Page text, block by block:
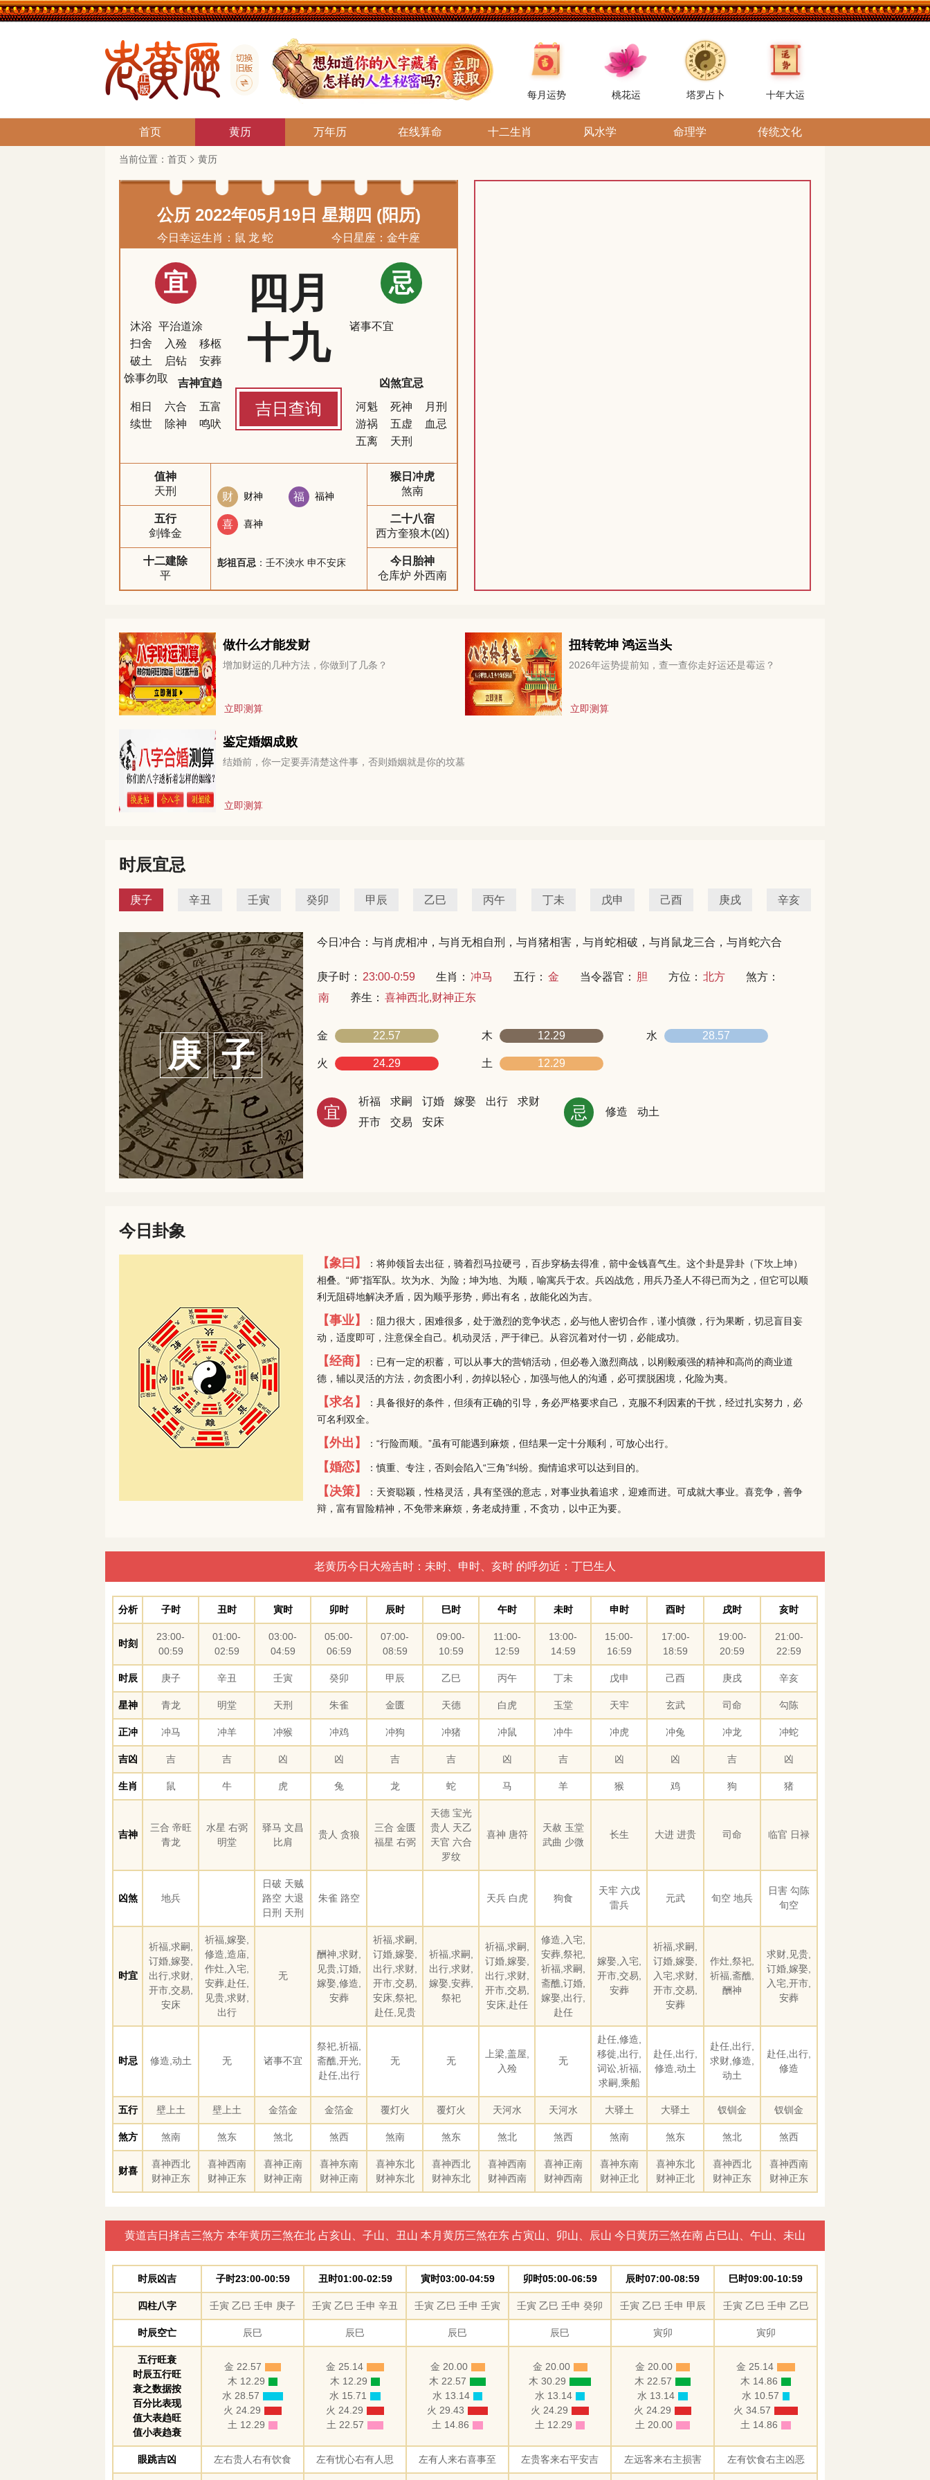
每月运势 桃花运 塔罗占卜 十年大运
首页 黄历 万年历 在线算命 十二生肖 风水学 命理学 传统文化
当前位置： 首页 黄历
公历 2022年05月19日 星期四 (阳历)
今日幸运生肖：鼠 龙 蛇 今日星座：金牛座
宜
沐浴 平治道涂
扫舍
入殓
移柩
破土
启钻
安葬
馀事勿取
吉神宜趋
相日
六合
五富
续世
除神 鸣吠
四月
十九
吉日查询
忌
诸事不宜
凶煞宜忌
河魁
死神
月刑
游祸
五虚
血忌
五离
天刑
值神
天刑
五行
剑锋金
十二建除
平
财 财神 福 福神
喜 喜神
彭祖百忌 ：壬不泱水 申不安床
猴日冲虎
煞南
二十八宿
西方奎狼木(凶)
今日胎神
仓库炉 外西南
做什么才能发财
增加财运的几种方法，你做到了几条？
立即测算
扭转乾坤 鸿运当头
2026年运势提前知，查一查你走好运还是霉运？
立即测算
鉴定婚姻成败
结婚前，你一定要弄清楚这件事，否则婚姻就是你的坟墓
立即测算
时辰宜忌
庚子 辛丑 壬寅 癸卯 甲辰 乙巳 丙午 丁未 戊申 己酉 庚戌 辛亥
庚 子
今日冲合：与肖虎相冲，与肖无相自刑，与肖猪相害，与肖蛇相破，与肖鼠龙三合，与肖蛇六合
庚子时： 23:00-0:59 生肖： 冲马 五行： 金 当令器官： 胆 方位： 北方
煞方：
南
养生： 喜神西北,财神正东
金 22.57 木 12.29 水 28.57
火 24.29 土 12.29
宜
祈福 求嗣 订婚 嫁娶 出行
求财
开市
交易 安床
忌 修造 动土
今日卦象
【象曰】
：将帅领旨去出征，骑着烈马拉硬弓，百步穿杨去得准，箭中金钱喜气生。这个卦是异卦（下坎上坤）
相叠。“师”指军队。坎为水、为险；坤为地、为顺，喻寓兵于农。兵凶战危，用兵乃圣人不得已而为之，但它可以顺
利无阻碍地解决矛盾，因为顺乎形势，师出有名，故能化凶为吉。
【事业】
：阻力很大，困难很多，处于激烈的竞争状态，必与他人密切合作，谨小慎微，行为果断，切忌盲目妄
动，适度即可，注意保全自己。机动灵活，严于律已。从容沉着对付一切，必能成功。
【经商】
：已有一定的积蓄，可以从事大的营销活动，但必卷入激烈商战，以刚毅顽强的精神和高尚的商业道
德，辅以灵活的方法，勿贪图小利，勿掉以轻心，加强与他人的沟通，必可摆脱困境，化险为夷。
【求名】
：具备很好的条件，但须有正确的引导，务必严格要求自己，克服不利因素的干扰，经过扎实努力，必
可名利双全。
【外出】 ：“行险而顺。”虽有可能遇到麻烦，但结果一定十分顺利，可放心出行。
【婚恋】 ：慎重、专注，否则会陷入“三角”纠纷。痴情追求可以达到目的。
【决策】
：天资聪颖，性格灵活，具有坚强的意志，对事业执着追求，迎难而进。可成就大事业。喜竞争，善争
辩，富有冒险精神，不免带来麻烦，务老成持重，不贪功，以中正为要。
老黄历今日大殓吉时：未时、申时、亥时 的呼勿近：丁巳生人
分析 子时 丑时 寅时 卯时 辰时 巳时 午时 未时 申时 酉时 戌时 亥时
时刻
23:00-
00:59
01:00-
02:59
03:00-
04:59
05:00-
06:59
07:00-
08:59
09:00-
10:59
11:00-
12:59
13:00-
14:59
15:00-
16:59
17:00-
18:59
19:00-
20:59
21:00-
22:59
时辰 庚子 辛丑 壬寅 癸卯 甲辰 乙巳 丙午 丁未 戊申 己酉 庚戌 辛亥
星神 青龙 明堂 天刑 朱雀 金匮 天德 白虎 玉堂 天牢 玄武 司命 勾陈
正冲 冲马 冲羊 冲猴 冲鸡 冲狗 冲猪 冲鼠 冲牛 冲虎 冲兔 冲龙 冲蛇
吉凶 吉 吉 凶 凶 吉 吉 凶 吉 凶 凶 吉 凶
生肖 鼠 牛 虎 兔 龙 蛇 马 羊 猴 鸡 狗 猪
吉神
三合 帝旺
青龙
水星 右弼
明堂
驿马 文昌
比肩
贵人 贪狼
三合 金匮
福星 右弼
天德 宝光
贵人 天乙
天官 六合
罗纹
喜神 唐符
天赦 玉堂
武曲 少微
长生 大进 进贵 司命 临官 日禄
凶煞 地兵
日破 天贼
路空 大退
日刑 天刑
朱雀 路空 天兵 白虎 狗食
天牢 六戊
雷兵
元武 旬空 地兵
日害 勾陈
旬空
时宜
祈福,求嗣,
订婚,嫁娶,
出行,求财,
开市,交易,
安床
祈福,嫁娶,
修造,造庙,
作灶,入宅,
安葬,赴任,
见贵,求财,
出行
无
酬神,求财,
见贵,订婚,
嫁娶,修造,
安葬
祈福,求嗣,
订婚,嫁娶,
出行,求财,
开市,交易,
安床,祭祀,
赴任,见贵
祈福,求嗣,
出行,求财,
嫁娶,安葬,
祭祀
祈福,求嗣,
订婚,嫁娶,
出行,求财,
开市,交易,
安床,赴任
修造,入宅,
安葬,祭祀,
祈福,求嗣,
斋醮,订婚,
嫁娶,出行,
赴任
嫁娶,入宅,
开市,交易,
安葬
祈福,求嗣,
订婚,嫁娶,
入宅,求财,
开市,交易,
安葬
作灶,祭祀,
祈福,斋醮,
酬神
求财,见贵,
订婚,嫁娶,
入宅,开市,
安葬
时忌 修造,动土 无 诸事不宜
祭祀,祈福,
斋醮,开光,
赴任,出行
无 无
上梁,盖屋,
入殓
无
赴任,修造,
移徙,出行,
词讼,祈福,
求嗣,乘船
赴任,出行,
修造,动土
赴任,出行,
求财,修造,
动土
赴任,出行,
修造
五行 壁上土 壁上土 金箔金 金箔金 覆灯火 覆灯火 天河水 天河水 大驿土 大驿土 钗钏金 钗钏金
煞方 煞南 煞东 煞北 煞西 煞南 煞东 煞北 煞西 煞南 煞东 煞北 煞西
财喜
喜神西北
财神正东
喜神西南
财神正东
喜神正南
财神正南
喜神东南
财神正南
喜神东北
财神东北
喜神西北
财神东北
喜神西南
财神西南
喜神正南
财神西南
喜神东南
财神正北
喜神东北
财神正北
喜神西北
财神正东
喜神西南
财神正东
黄道吉日择吉三煞方 本年黄历三煞在北 占亥山、子山、丑山 本月黄历三煞在东 占寅山、卯山、辰山 今日黄历三煞在南 占巳山、午山、未山
时辰凶吉 子时23:00-00:59 丑时01:00-02:59 寅时03:00-04:59 卯时05:00-06:59 辰时07:00-08:59 巳时09:00-10:59
四柱八字 壬寅 乙巳 壬申 庚子 壬寅 乙巳 壬申 辛丑 壬寅 乙巳 壬申 壬寅 壬寅 乙巳 壬申 癸卯 壬寅 乙巳 壬申 甲辰 壬寅 乙巳 壬申 乙巳
时辰空亡 辰巳 辰巳 辰巳 辰巳 寅卯 寅卯
五行旺衰
时辰五行旺
衰之数据按
百分比表现
值大表趋旺
值小表趋衰
金 22.57
木 12.29
水 28.57
火 24.29
土 12.29
金 25.14
木 12.29
水 15.71
火 24.29
土 22.57
金 20.00
木 22.57
水 13.14
火 29.43
土 14.86
金 20.00
木 30.29
水 13.14
火 24.29
土 12.29
金 20.00
木 22.57
水 13.14
火 24.29
土 20.00
金 25.14
木 14.86
水 10.57
火 34.57
土 14.86
眼跳吉凶 左右贵人右有饮食 左有忧心右有人思 左有人来右喜事至 左贵客来右平安吉 左远客来右主损害 左有饮食右主凶恶